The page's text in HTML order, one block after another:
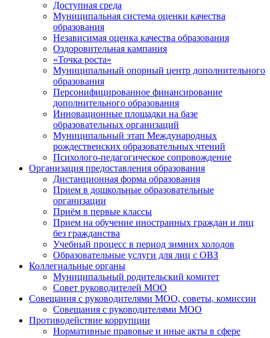
Доступная среда
Муниципальная система оценки качества
образования
Независимая оценка качества образования
Оздоровительная кампания
«Точка роста»
Муниципальный опорный центр дополнительного
образования
Персонифицированное финансирование
дополнительного образования
Инновационные площадки на базе
образовательных организаций
Муниципальный этап Международных
рождественских образовательных чтений
Психолого-педагогическое сопровождение
Организация предоставления образования
Дистанционная форма образования
Прием в дошкольные образовательные
организации
Приём в первые классы
Прием на обучение иностранных граждан и лиц
без гражданства
Учебный процесс в период зимних холодов
Образовательные услуги для лиц с ОВЗ
Коллегиальные органы
Муниципальный родительский комитет
Совет руководителей МОО
Совещания с руководителями МОО, советы, комиссии
Совещания с руководителями МОО
Противодействие коррупции
Нормативные правовые и иные акты в сфере